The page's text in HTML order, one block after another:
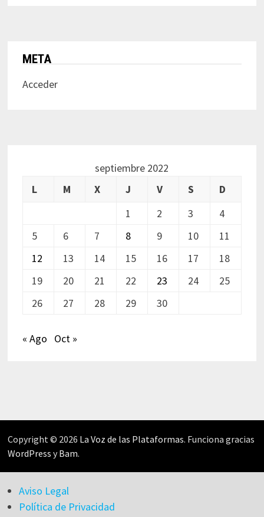
META
Acceder
septiembre 2022
L
M X J V S
D
1
2 3
4
5
6 7 8 9 10
11
12
13 14 15 16 17
18
19
20 21 22 23 24
25
26
27 28 29 30
« Ago Oct »
Copyright © 2026 La Voz de las Plataformas. Funciona gracias
WordPress yBam.
Aviso Legal
Política de Privacidad